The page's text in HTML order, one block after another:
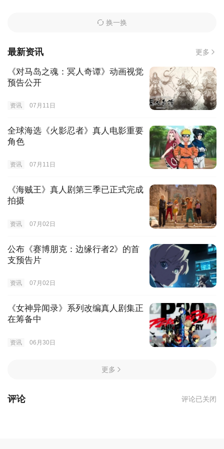
换一换
最新资讯 更多
《对马岛之魂：冥人奇谭》动画视觉
预告公开
资讯 07月11日
全球海选《火影忍者》真人电影重要
角色
资讯 07月11日
《海贼王》真人剧第三季已正式完成
拍摄
资讯 07月02日
公布《赛博朋克：边缘行者2》的首
支预告片
资讯 07月02日
《女神异闻录》系列改编真人剧集正
在筹备中
资讯 06月30日
更多
评论 评论已关闭